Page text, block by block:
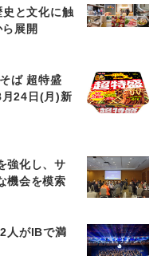
と文化に触
展開
ば 超特盛
24日(月)新
強化し、サ
機会を模索
人がIBで満